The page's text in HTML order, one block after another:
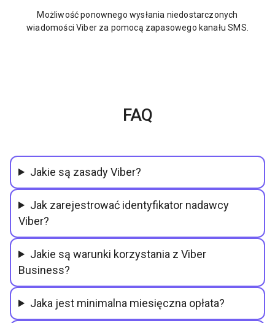
Możliwość ponownego wysłania niedostarczonych
wiadomości Viber za pomocą zapasowego kanału SMS.
FAQ
Jakie są zasady Viber?
Jak zarejestrować identyfikator nadawcy
Viber?
Jakie są warunki korzystania z Viber
Business?
Jaka jest minimalna miesięczna opłata?